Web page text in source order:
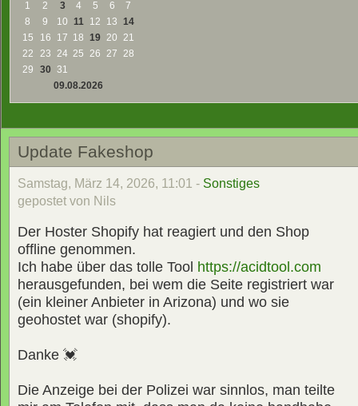
1
2 3 4 5 6
7
8
9 10 11 12 13 14
15
16 17 18 19 20 21
22
23 24 25 26 27 28
29
30 31
09.08.2026
Update Fakeshop
Samstag, März 14, 2026, 11:01 - Sonstiges
gepostet von Nils
Der Hoster Shopify hat reagiert und den Shop
offline genommen.
Ich habe über das tolle Tool https://acidtool.com
herausgefunden, bei wem die Seite registriert war
(ein kleiner Anbieter in Arizona) und wo sie
geohostet war (shopify).
Danke 💓
Die Anzeige bei der Polizei war sinnlos, man teilte